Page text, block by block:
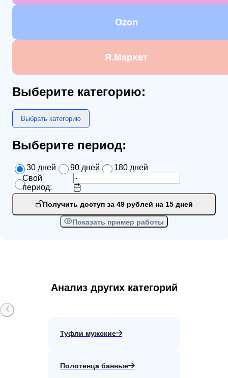
Ozon
Я.Маркет
Выберите категорию:
Выбрать категорию
Выберите период:
30 дней 90 дней
180 дней
Свой
период:
Получить доступ за 49 рублей на 15 дней
Показать пример работы
Анализ других категорий
Туфли мужские
Полотенца банные